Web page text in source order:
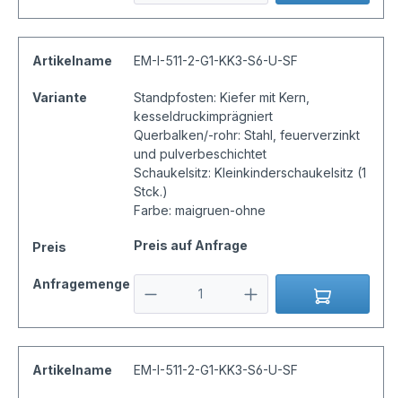
Artikelname EM-I-511-2-G1-KK3-S6-U-SF
Variante
Standpfosten: Kiefer mit Kern,
kesseldruckimprägniert
Querbalken/-rohr: Stahl, feuerverzinkt
und pulverbeschichtet
Schaukelsitz: Kleinkinderschaukelsitz (1
Stck.)
Farbe: maigruen-ohne
Preis Preis auf Anfrage
Anfragemenge
Artikelname EM-I-511-2-G1-KK3-S6-U-SF